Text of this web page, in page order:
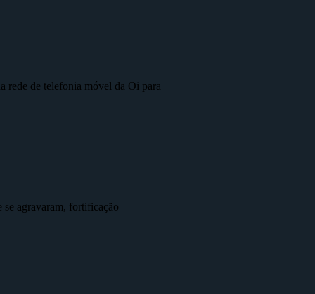
rede de telefonia móvel da Oi para
se agravaram, fortificação